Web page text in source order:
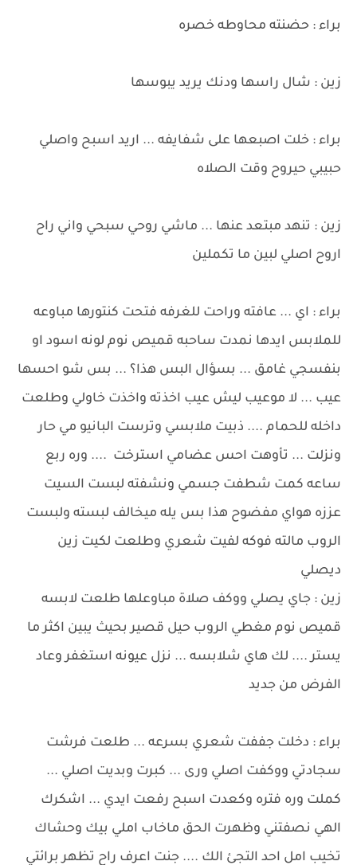
براء : حضنته محاوطه خصره
زين : شال راسها ودنك يريد يبوسها
براء : خلت اصبعها على شفايفه ... اريد اسبح واصلي
حبيبي حيروح وقت الصلاه
زين : تنهد مبتعد عنها ... ماشي روحي سبحي واني راح
اروح اصلي لبين ما تكملين
براء : اي ... عافته وراحت للغرفه فتحت كنتورها مباوعه
للملابس ايدها نمدت ساحبه قميص نوم لونه اسود او
بنفسجي غامق ... بسؤال البس هذا؟ ... بس شو احسها
عيب ... لا موعيب ليش عيب اخذته واخذت خاولي وطلعت
داخله للحمام .... ذبيت ملابسي وترست البانيو مي حار
ونزلت ... تأوهت احس عضامي استرخت .... وره ربع
ساعه كمت شطفت جسمي ونشفته لبست السيت
عززه هواي مفضوح هذا بس يله ميخالف لبسته ولبست
الروب مالته فوكه لفيت شعري وطلعت لكيت زين
ديصلي
زين : جاي يصلي ووكف صلاة مباوعلها طلعت لابسه
قميص نوم مغطي الروب حيل قصير بحيث يبين اكثر ما
يستر .... لك هاي شلابسه ... نزل عيونه استغفر وعاد
الفرض من جديد
براء : دخلت جففت شعري بسرعه ... طلعت فرشت
سجادتي ووكفت اصلي ورى ... كبرت وبديت اصلي ...
كملت وره فتره وكعدت اسبح رفعت ايدي ... اشكرك
الهي نصفتني وظهرت الحق ماخاب املي بيك وحشاك
تخيب امل احد التجئ الك .... جنت اعرف راح تظهر برائتي